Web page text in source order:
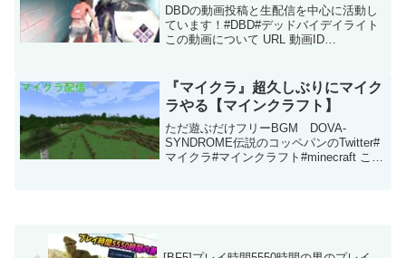
DBDの動画投稿と生配信を中心に活動し
ています！#DBD#デッドバイデイライト
この動画について URL 動画ID
『マイクラ』超久しぶりにマイク
ラやる【マインクラフト】
ただ遊ぶだけフリーBGM DOVA-
SYNDROME伝説のコッペパンのTwitter#
マイクラ#マインクラフト#minecraft この